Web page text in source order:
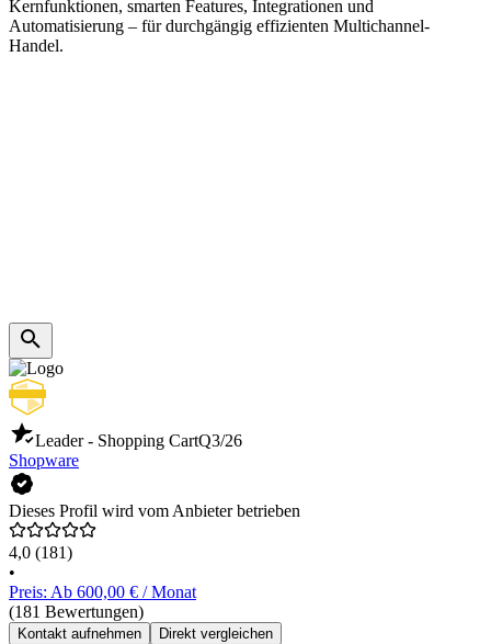
Kernfunktionen, smarten Features, Integrationen und
Automatisierung – für durchgängig effizienten Multichannel-
Handel.
Leader - Shopping CartQ3/26
Shopware
Dieses Profil wird vom Anbieter betrieben
4,0 (181)
•
Preis: Ab 600,00 € / Monat
(181 Bewertungen)
Kontakt aufnehmen Direkt vergleichen